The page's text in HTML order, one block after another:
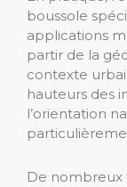
boussole
applications
partir de la
contexte
hauteurs des
l’orientation
De nombreux